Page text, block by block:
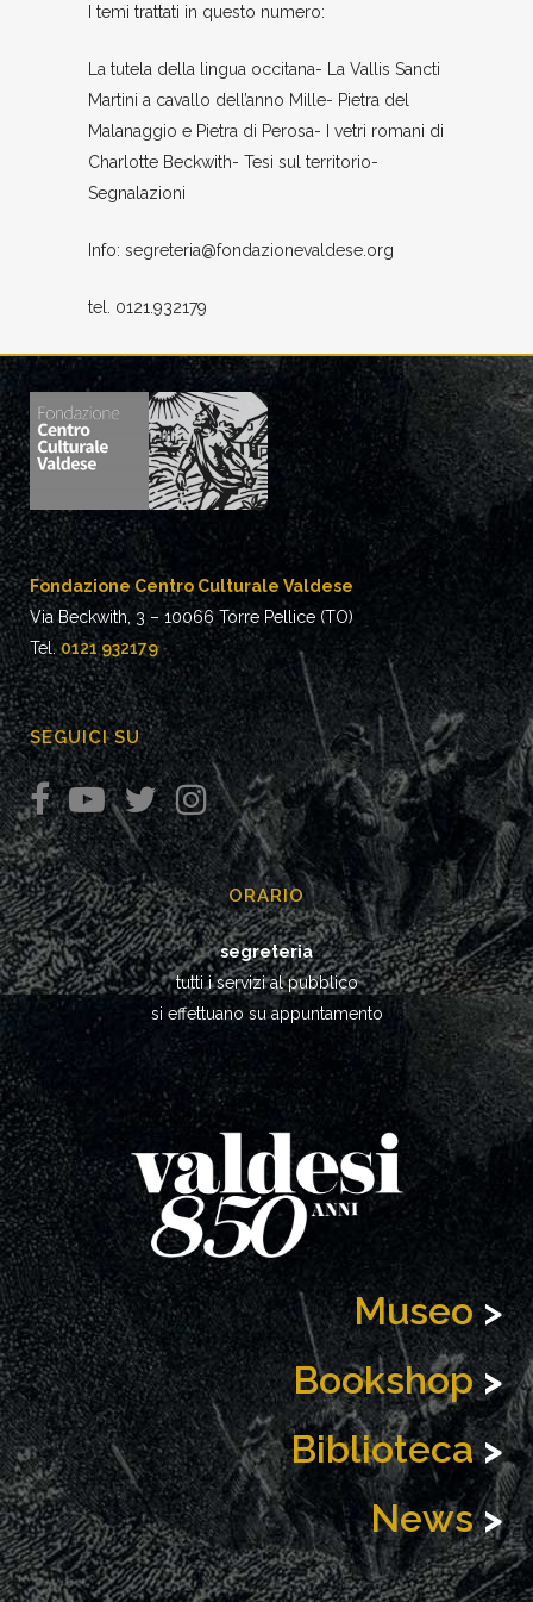
I temi trattati in questo numero:
La tutela della lingua occitana- La Vallis Sancti
Martini a cavallo dell’anno Mille- Pietra del
Malanaggio e Pietra di Perosa- I vetri romani di
Charlotte Beckwith- Tesi sul territorio-
Segnalazioni
Info: segreteria@fondazionevaldese.org
tel. 0121.932179
Fondazione Centro Culturale Valdese
Via Beckwith, 3 – 10066 Torre Pellice (TO)
Tel.0121 932179
SEGUICI SU
ORARIO
segreteria
tutti i servizi al pubblico
si effettuano su appuntamento
Museo >
Bookshop >
Biblioteca >
News >